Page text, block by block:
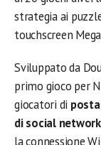
strategia ai
touchscreen
Sviluppato da
primo gioco per
giocatori di
di social
la connessione